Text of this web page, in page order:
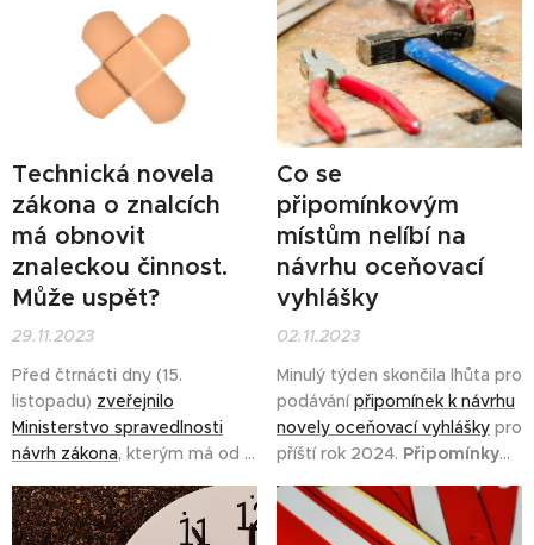
věnuje nezbytným
předpokladům správného
ocenění. Konkrétně formulaci
znaleckého úkolu a zjištění
relevantních informací o
znaleckých kancelářích a
znaleckých ústavech (dále jen
znalecký zákon). Rozhodnutí
jsou dostupná také v právním
informačním systému...
Technická novela
zákona o znalcích
má obnovit
znaleckou činnost.
Může uspět?
29.11.2023
Před čtrnácti dny (15.
listopadu) zveřejnilo
Ministerstvo spravedlnosti
návrh zákona, kterým má od 1.
znaleckého zákona. Důvodem
předložení této novely je
Co se
připomínkovým
místům nelíbí na
návrhu oceňovací
vyhlášky
02.11.2023
Minulý týden skončila lhůta pro
podávánípřipomínek k návrhu
novely oceňovací vyhlášky pro
příští rok 2024. Připomínky
subjektů, věcný charakter
však měly pouze tři z nich.